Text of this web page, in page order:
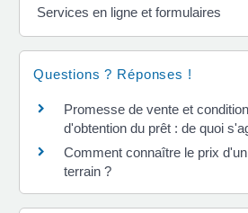
Services en ligne et formulaires
Questions ? Réponses !
Promesse de vente et
d'obtention du prêt : de quoi
Comment connaître le prix
terrain ?